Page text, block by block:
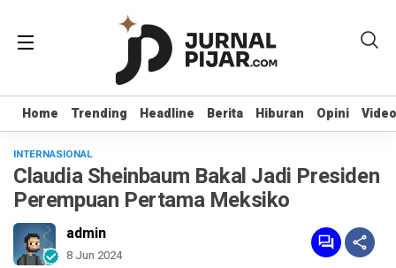
Home Trending Headline Berita Hiburan Opini Video
Home Trending Headline Berita Hiburan Opini Video
INTERNASIONAL
Claudia Sheinbaum Bakal Jadi Presiden
Perempuan Pertama Meksiko
admin
8 Jun 2024